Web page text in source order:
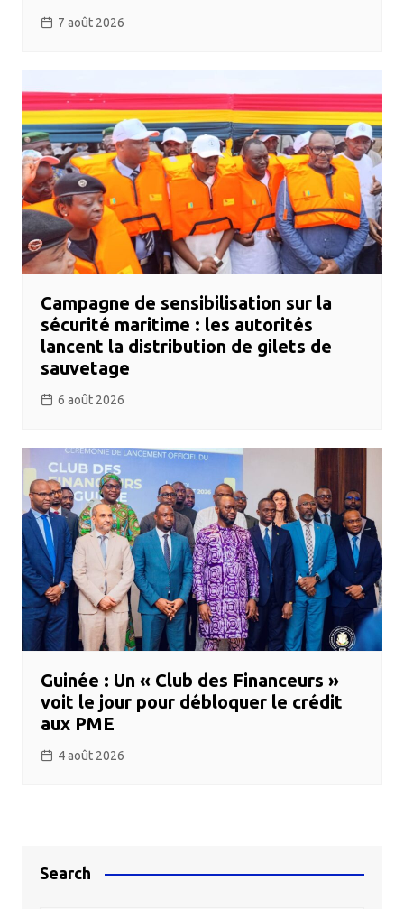
7 août 2026
Campagne de sensibilisation sur la
sécurité maritime : les autorités
lancent la distribution de gilets de
sauvetage
6 août 2026
Guinée : Un « Club des Financeurs »
voit le jour pour débloquer le crédit
aux PME
4 août 2026
Search